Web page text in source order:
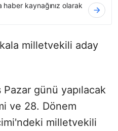
haber kaynağınız olarak
milletvekili aday
günü yapılacak
ve 28. Dönem
milletvekili